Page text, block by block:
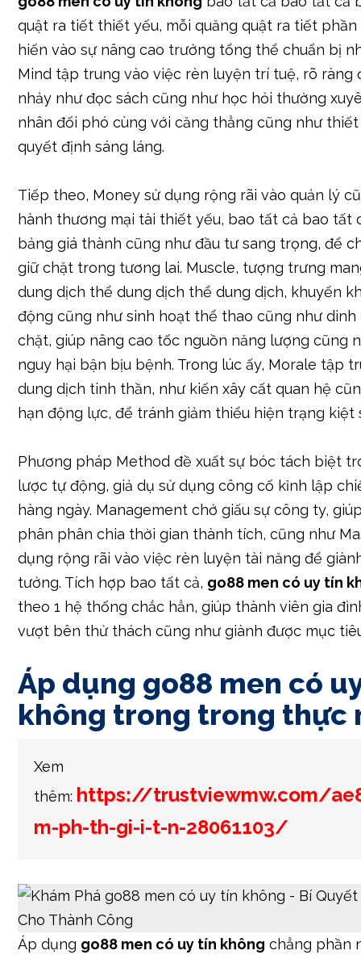
quật ra tiết thiết yếu, mỗi quăng quật ra tiết
hiến vào sự nâng cao trưởng tổng thể chuẩn bị
Mind tập trung vào việc rèn luyện trí tuệ, rõ ràng
nhảy như đọc sách cũng như học hỏi thường
nhân đối phó cùng với căng thẳng cũng như
quyết định sáng láng.
Tiếp theo, Money sử dụng rộng rãi vào quản lý
hành thương mại tài thiết yếu, bao tất cả bao tất
bảng giá thành cũng như đầu tư sang trọng, để
giữ chặt trong tương lai. Muscle, tượng trưng
dung dịch thể dung dịch thể dung dịch, khuyến
động cũng như sinh hoạt thể thao cũng như dinh
chặt, giúp nâng cao tốc nguồn năng lượng cũng
nguy hại bận bịu bệnh. Trong lúc ấy, Morale tập
dung dịch tinh thần, như kiến xây cất quan hệ
hạn động lực, để tránh giảm thiểu hiện trạng kiệt
Phương pháp Method đề xuất sự bóc tách biệt
lược tự động, giả dụ sử dụng công cố kỉnh lập
hàng ngày. Management chở giấu sự công ty,
phân phân chia thời gian thành tích, cũng như
dụng rộng rãi vào việc rèn luyện tài năng để
tưởng. Tích hợp bao tất cả, go88 men có uy tín
theo 1 hệ thống chắc hẳn, giúp thành viên gia
vượt bên thử thách cũng như giành được mục
Áp dụng go88 men có
không trong trong thực
Xem
thêm: https://trustviewmw.com/
m-ph-th-gi-i-t-n-28061103/
Áp dụng go88 men có uy tín không chẳng phần